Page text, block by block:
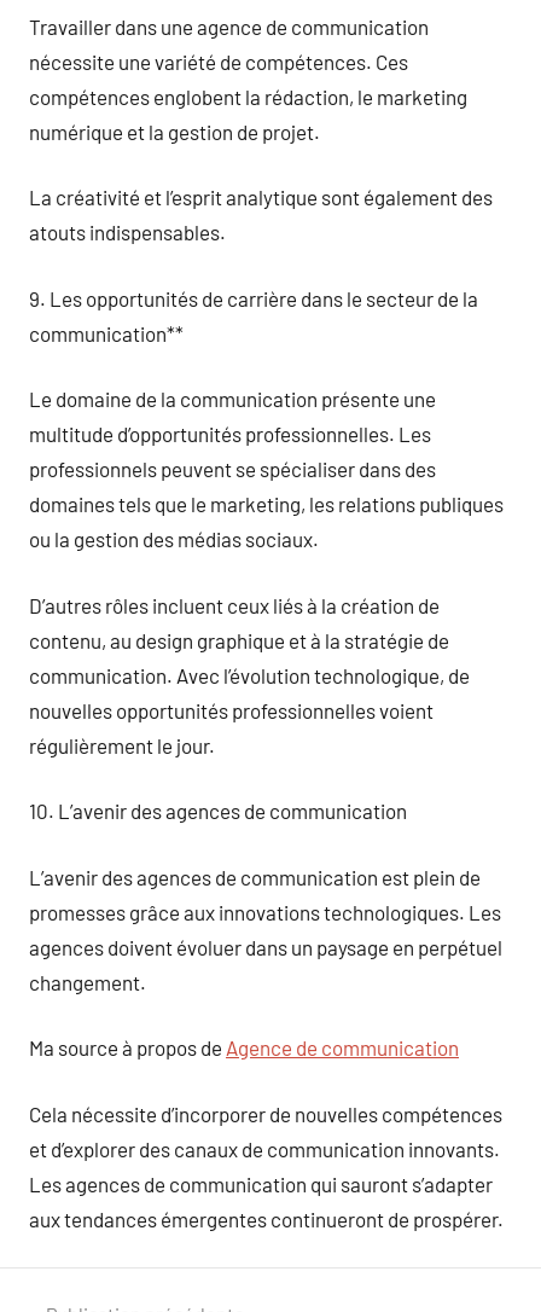
Travailler dans une agence de communication
nécessite une variété de compétences. Ces
compétences englobent la rédaction, le marketing
numérique et la gestion de projet.
La créativité et l’esprit analytique sont également des
atouts indispensables.
9. Les opportunités de carrière dans le secteur de la
communication**
Le domaine de la communication présente une
multitude d’opportunités professionnelles. Les
professionnels peuvent se spécialiser dans des
domaines tels que le marketing, les relations publiques
ou la gestion des médias sociaux.
D’autres rôles incluent ceux liés à la création de
contenu, au design graphique et à la stratégie de
communication. Avec l’évolution technologique, de
nouvelles opportunités professionnelles voient
régulièrement le jour.
10. L’avenir des agences de communication
L’avenir des agences de communication est plein de
promesses grâce aux innovations technologiques. Les
agences doivent évoluer dans un paysage en perpétuel
changement.
Ma source à propos de Agence de communication
Cela nécessite d’incorporer de nouvelles compétences
et d’explorer des canaux de communication innovants.
Les agences de communication qui sauront s’adapter
aux tendances émergentes continueront de prospérer.